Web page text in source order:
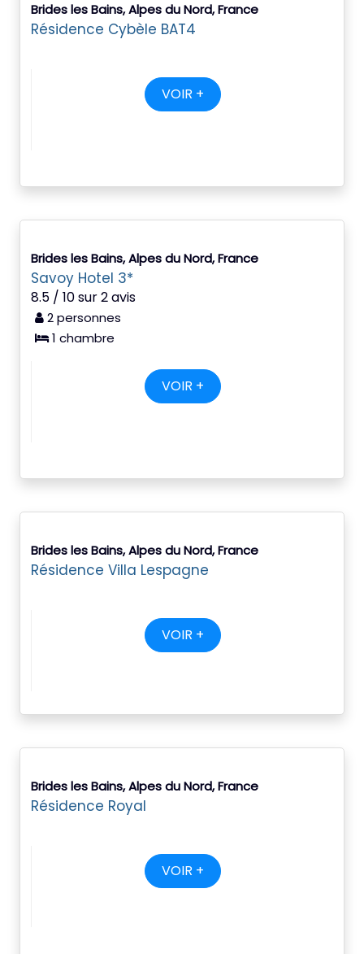
Brides les Bains, Alpes du Nord, France
Résidence Cybèle BAT4
VOIR +
Brides les Bains, Alpes du Nord, France
Savoy Hotel 3*
8.5 / 10 sur 2 avis
2 personnes
1 chambre
VOIR +
Brides les Bains, Alpes du Nord, France
Résidence Villa Lespagne
VOIR +
Brides les Bains, Alpes du Nord, France
Résidence Royal
VOIR +